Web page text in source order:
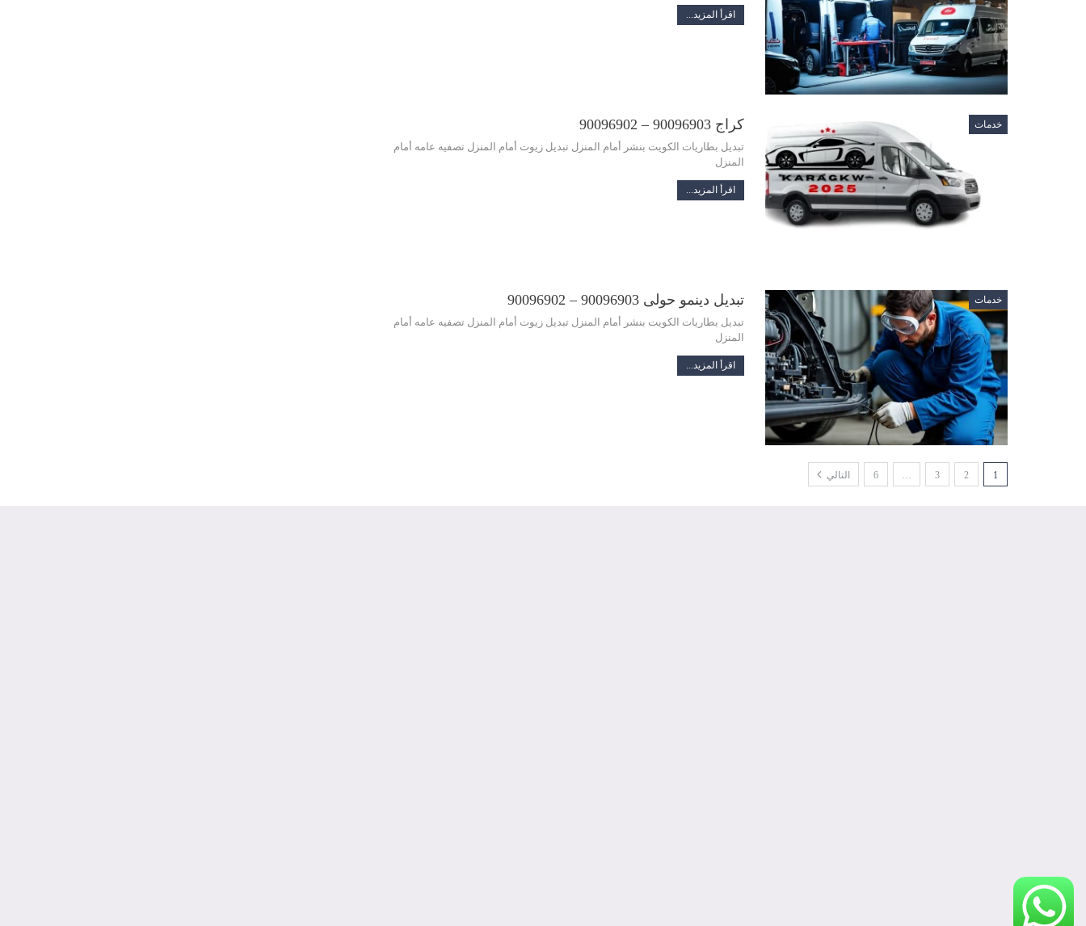
اقرأ المزيد...
خدمات كراج 90096903 – 90096902
تبديل بطاريات الكويت بنشر أمام المنزل تبديل زيوت أمام المنزل تصفيه عامه أمام
المنزل
اقرأ المزيد...
خدمات تبديل دينمو حولى 90096903 – 90096902
تبديل بطاريات الكويت بنشر أمام المنزل تبديل زيوت أمام المنزل تصفيه عامه أمام
المنزل
اقرأ المزيد...
1
2
3
…
6 التالي